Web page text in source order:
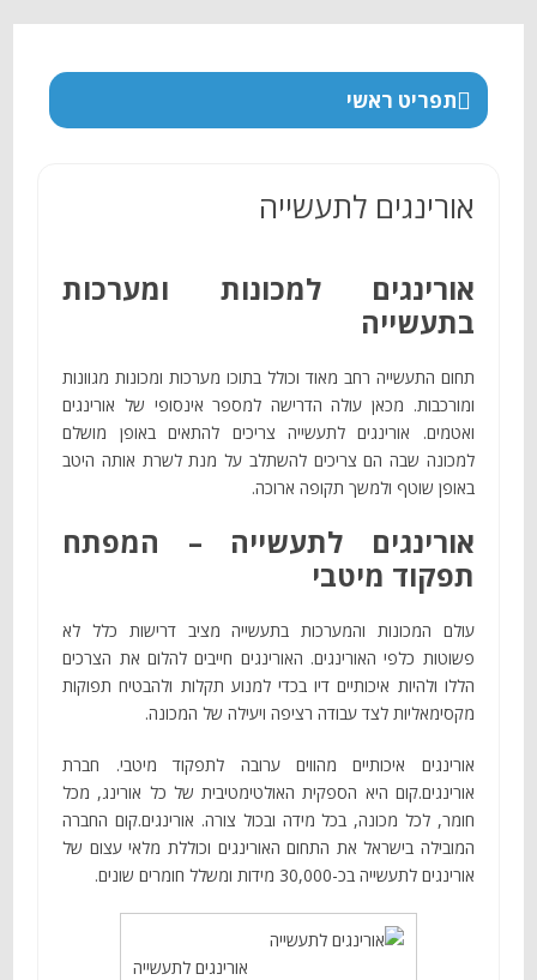
תפריט ראשי
אורינגים לתעשייה
אורינגים למכונות ומערכות
בתעשייה
תחום התעשייה רחב מאוד וכולל בתוכו מערכות ומכונות מגוונות
ומורכבות. מכאן עולה הדרישה למספר אינסופי של אורינגים
ואטמים. אורינגים לתעשייה צריכים להתאים באופן מושלם
למכונה שבה הם צריכים להשתלב על מנת לשרת אותה היטב
באופן שוטף ולמשך תקופה ארוכה.
אורינגים לתעשייה – המפתח
תפקוד מיטבי
עולם המכונות והמערכות בתעשייה מציב דרישות כלל לא
פשוטות כלפי האורינגים. האורינגים חייבים להלום את הצרכים
הללו ולהיות איכותיים דיו בכדי למנוע תקלות ולהבטיח תפוקות
מקסימאליות לצד עבודה רציפה ויעילה של המכונה.
אורינגים איכותיים מהווים ערובה לתפקוד מיטבי. חברת
אורינגים.קום היא הספקית האולטימטיבית של כל אורינג, מכל
חומר, לכל מכונה, בכל מידה ובכול צורה. אורינגים.קום החברה
המובילה בישראל את התחום האורינגים וכוללת מלאי עצום של
אורינגים לתעשייה בכ-30,000 מידות ומשלל חומרים שונים.
אורינגים לתעשייה